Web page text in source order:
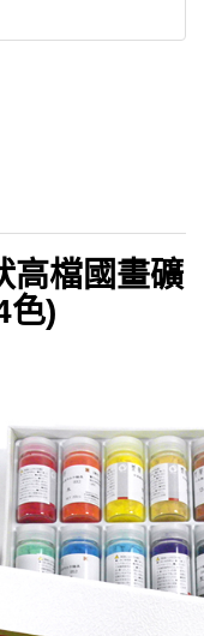
高檔國畫礦
色)